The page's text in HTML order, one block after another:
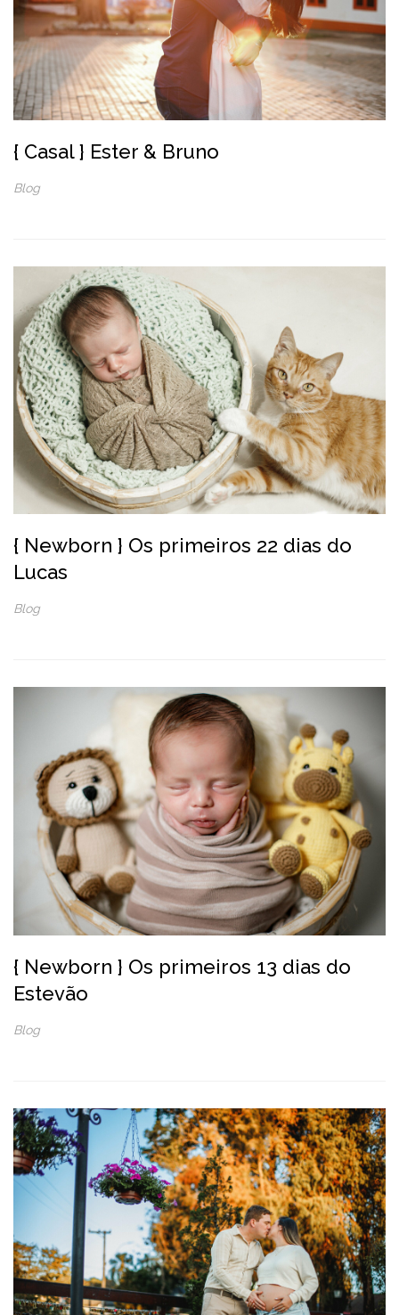
{ Casal } Ester & Bruno
Blog
{ Newborn } Os primeiros 22 dias do
Lucas
Blog
{ Newborn } Os primeiros 13 dias do
Estevão
Blog